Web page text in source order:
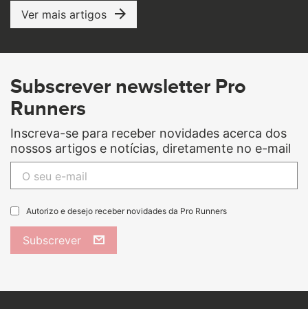
Ver mais artigos
Subscrever newsletter Pro
Runners
Inscreva-se para receber novidades acerca dos
nossos artigos e notícias, diretamente no e-mail
Autorizo e desejo receber novidades da Pro Runners
Subscrever